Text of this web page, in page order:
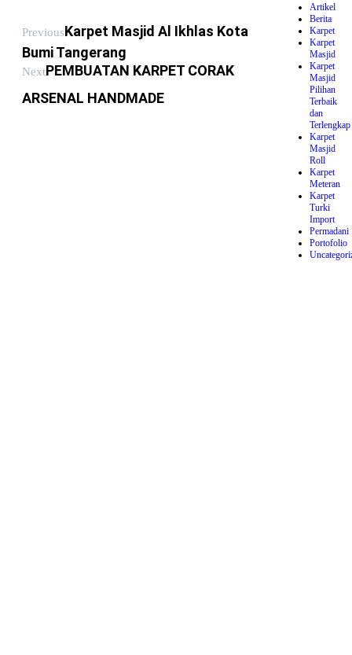
PreviousKarpet Masjid Al Ikhlas Kota
Bumi Tangerang
NextPEMBUATAN KARPET CORAK
ARSENAL HANDMADE
Artikel
Berita
Karpet
Karpet
Masjid
Karpet
Masjid
Pilihan
Terbaik
dan
Terlengkap
Karpet
Masjid
Roll
Karpet
Meteran
Karpet
Turki
Import
Permadani
Portofolio